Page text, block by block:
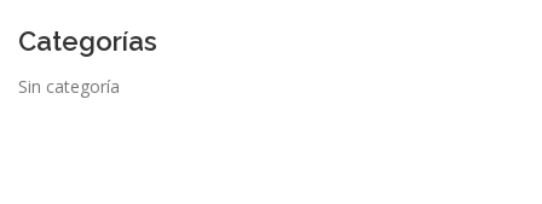
Categorías
Sin categoría